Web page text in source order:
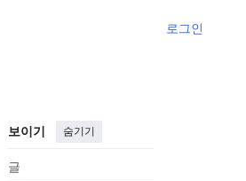
로그인
보이기 숨기기
글